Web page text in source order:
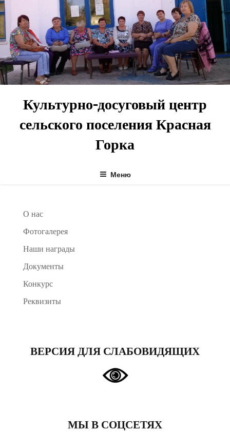
Перейти
к
содержимому
Культурно-досуговый центр
сельского поселения Красная
Горка
Меню
О нас
Фотогалерея
Наши награды
Документы
Конкурс
Реквизиты
ВЕРСИЯ ДЛЯ СЛАБОВИДЯЩИХ
МЫ В СОЦСЕТЯХ